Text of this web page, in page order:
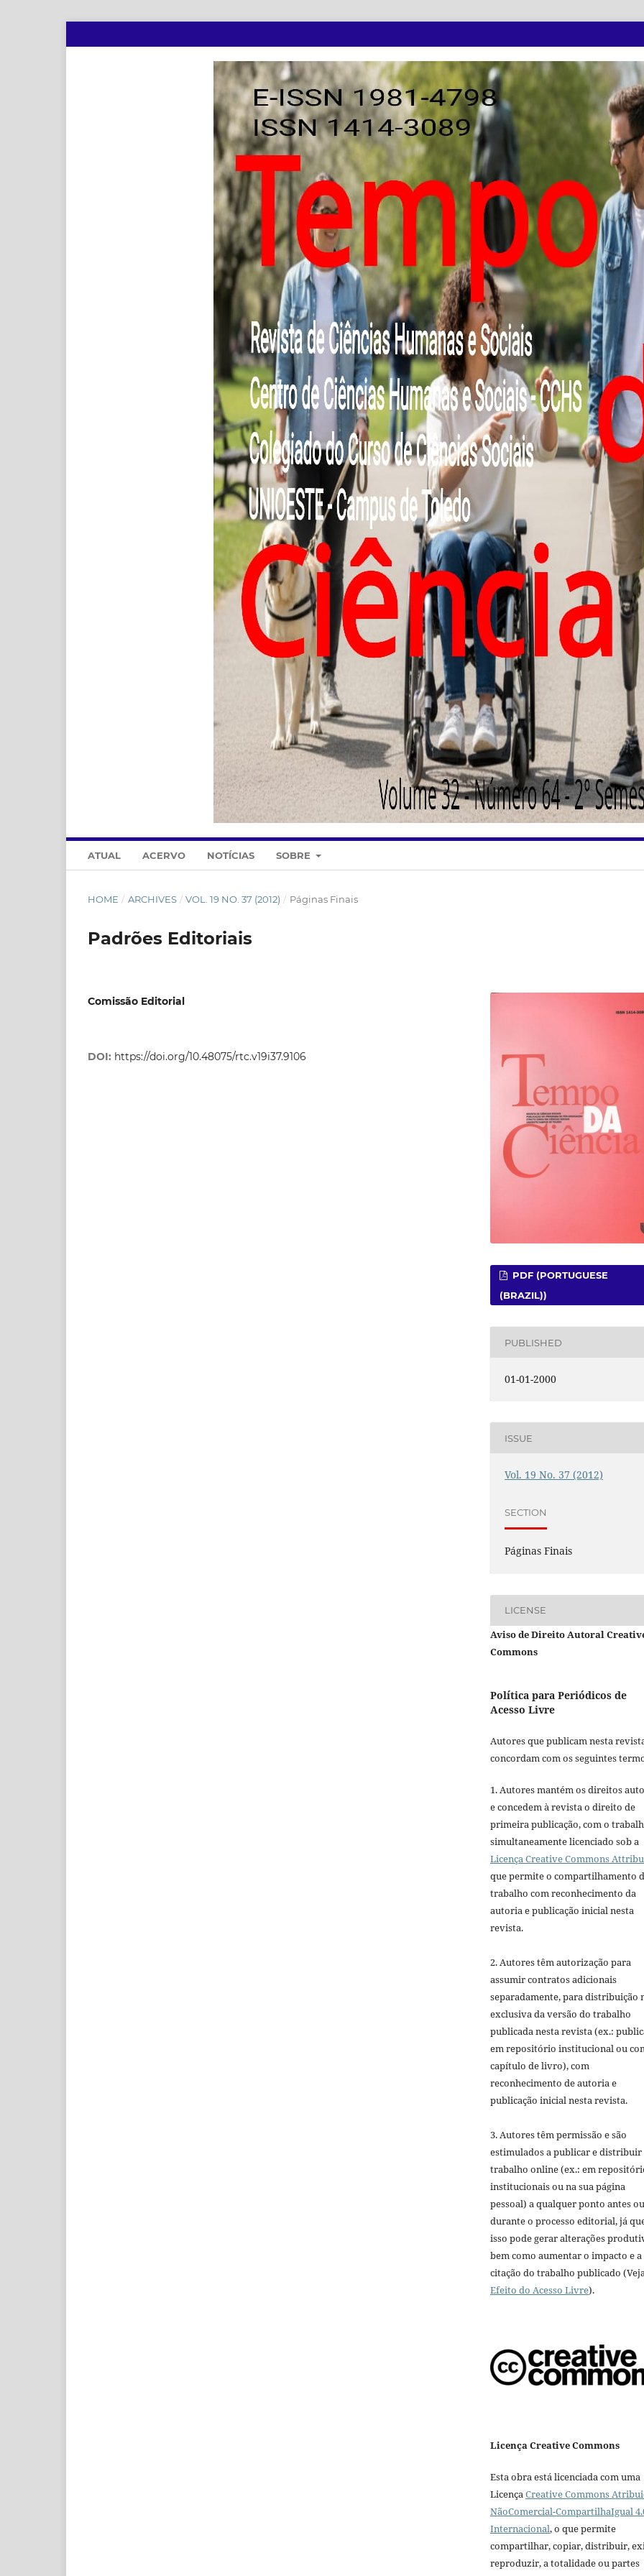
ATUAL ACERVO NOTÍCIAS SOBRE
HOME / ARCHIVES / VOL. 19 NO. 37 (2012) / Páginas Finais
Padrões Editoriais
Comissão Editorial
DOI: https://doi.org/10.48075/rtc.v19i37.9106
PDF (PORTUGUESE
(BRAZIL))
PUBLISHED
01-01-2000
ISSUE
Vol. 19 No. 37 (2012)
SECTION
Páginas Finais
LICENSE
Aviso de Direito Autoral
Commons
Política para Periódicos de
Acesso Livre
Autores que publicam nesta
concordam com os seguintes
1. Autores mantém os direitos
e concedem à revista o direito de
primeira publicação, com o
simultaneamente licenciado sob a
Licença Creative Commons
que permite o compartilhamento
trabalho com reconhecimento da
autoria e publicação inicial nesta
revista.
2. Autores têm autorização para
assumir contratos adicionais
separadamente, para distribuição
exclusiva da versão do trabalho
publicada nesta revista (ex.:
em repositório institucional ou
capítulo de livro), com
reconhecimento de autoria e
publicação inicial nesta revista.
3. Autores têm permissão e são
estimulados a publicar e distribuir
trabalho online (ex.: em
institucionais ou na sua página
pessoal) a qualquer ponto antes ou
durante o processo editorial, já
isso pode gerar alterações
bem como aumentar o impacto e a
citação do trabalho publicado (Veja
Efeito do Acesso Livre).
Licença Creative Commons
Esta obra está licenciada com uma
LicençaCreative Commons
NãoComercial-CompartilhaIgual
Internacional, o que permite
compartilhar, copiar, distribuir,
reproduzir, a totalidade ou partes